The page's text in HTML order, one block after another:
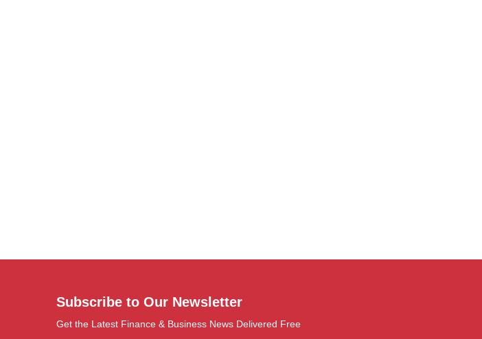
Subscribe to Our Newsletter
Get the Latest Finance & Business News Delivered Free